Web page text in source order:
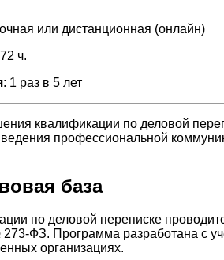
или дистанционная (онлайн)
ч.
: 1 раз в 5 лет
квалификации по деловой
профессиональной
база
по деловой переписке
ФЗ. Программа разработана с
организациях.